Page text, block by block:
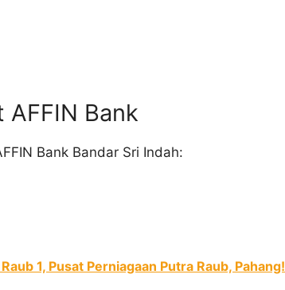
AFFIN Bank
Bank Bandar Sri Indah:
1, Pusat Perniagaan Putra Raub, Pahang!